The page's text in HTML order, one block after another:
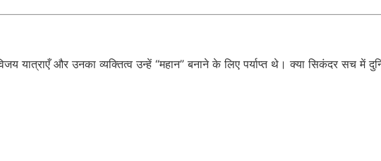
यात्राएँ और उनका व्यक्तित्व उन्हें “महान” बनाने के लिए पर्याप्त थे। क्या सिकंदर सच में